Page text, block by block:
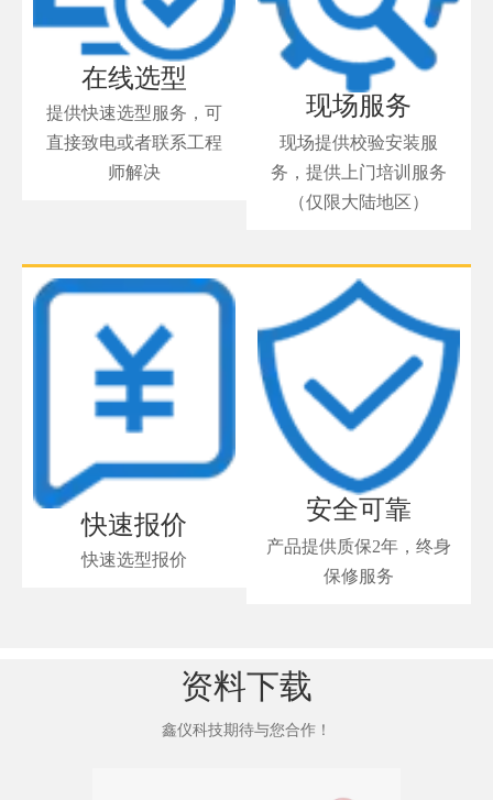
在线选型
提供快速选型服务，可
直接致电或者联系工程
师解决
现场服务
现场提供校验安装服
务，提供上门培训服务
（仅限大陆地区）
快速报价
快速选型报价
安全可靠
产品提供质保2年，终身
保修服务
资料下载
鑫仪科技期待与您合作！